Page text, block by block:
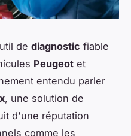
de diagnostic fiable
Peugeot et
entendu parler
, une solution de
d'une réputation
comme les